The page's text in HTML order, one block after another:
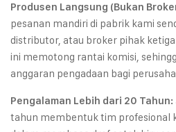
Produsen Langsung (Bukan
pesanan mandiri di pabrik kami
distributor, atau broker pihak
ini memotong rantai komisi,
anggaran pengadaan bagi
Pengalaman Lebih dari 20 Tahun:
tahun membentuk tim profesional